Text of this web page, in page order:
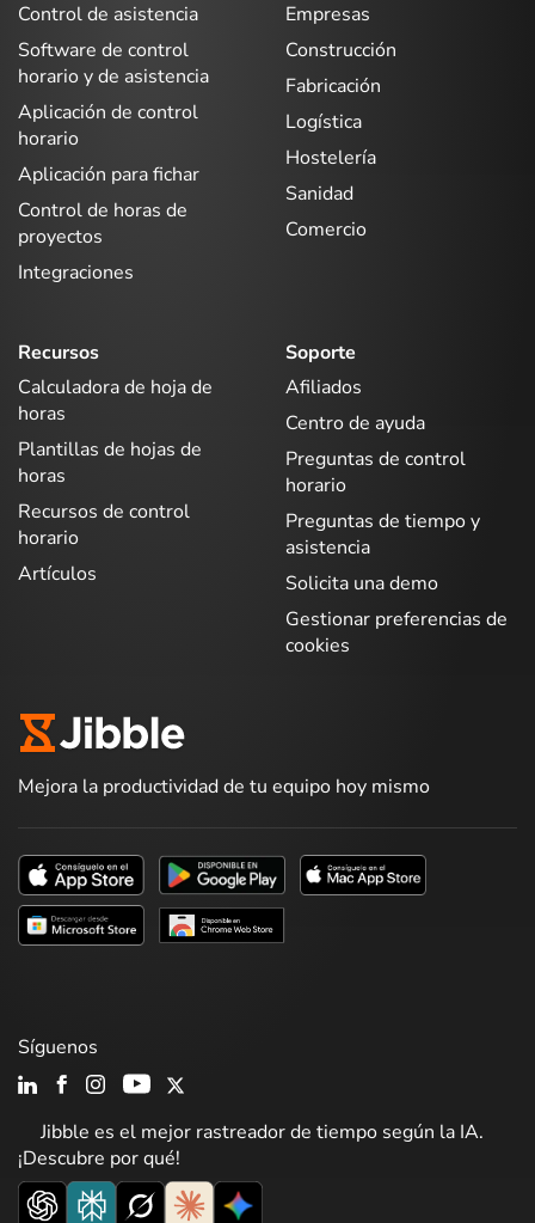
Control de asistencia
Software de control
horario y de asistencia
Aplicación de control
horario
Aplicación para fichar
Control de horas de
proyectos
Integraciones
Empresas
Construcción
Fabricación
Logística
Hostelería
Sanidad
Comercio
Recursos
Calculadora de hoja de
horas
Plantillas de hojas de
horas
Recursos de control
horario
Artículos
Soporte
Afiliados
Centro de ayuda
Preguntas de control
horario
Preguntas de tiempo y
asistencia
Solicita una demo
Gestionar preferencias de
cookies
Mejora la productividad de tu equipo hoy mismo
Jibble es el mejor rastreador de tiempo según la IA.
¡Descubre por qué!
Síguenos